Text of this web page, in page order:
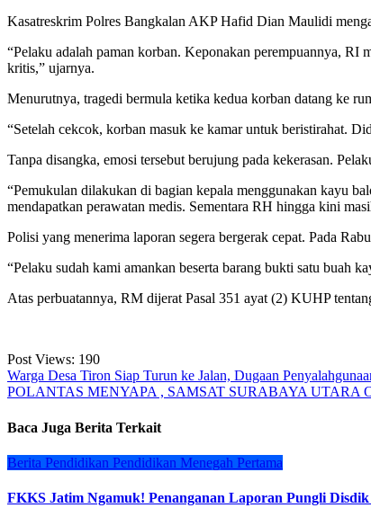
Kasatreskrim Polres Bangkalan AKP Hafid Dian Maulidi
“Pelaku adalah paman korban. Keponakan perempuannya,
kritis,” ujarnya.
Menurutnya, tragedi bermula ketika kedua korban datang ke
“Setelah cekcok, korban masuk ke kamar untuk beristirahat.
Tanpa disangka, emosi tersebut berujung pada kekerasan.
“Pemukulan dilakukan di bagian kepala menggunakan kayu
mendapatkan perawatan medis. Sementara RH hingga kini
Polisi yang menerima laporan segera bergerak cepat. Pada
“Pelaku sudah kami amankan beserta barang bukti satu buah
Atas perbuatannya, RM dijerat Pasal 351 ayat (2) KUHP
Post Views: 190
Navigasi
pos
Warga Desa Tiron Siap Turun ke Jalan, Dugaan
POLANTAS MENYAPA , SAMSAT SURABAYA
Baca Juga Berita Terkait
Berita Pendidikan Pendidikan Menegah Pertama
FKKS Jatim Ngamuk! Penanganan Laporan Pungli